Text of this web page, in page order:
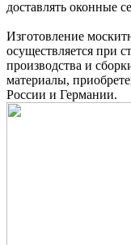
доставлять оконные
Изготовление
осуществляется при
производства и
материалы,
России и Германии.